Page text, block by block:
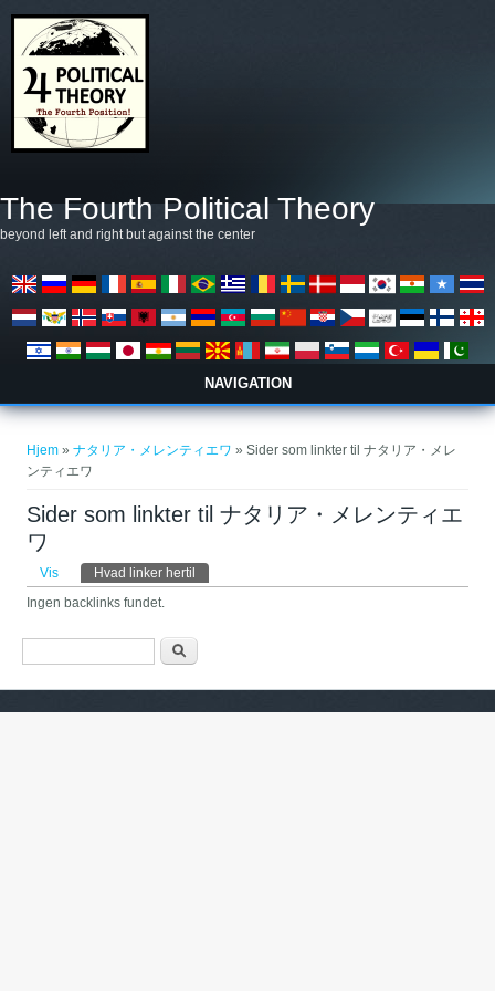
The Fourth Political Theory
beyond left and right but against the center
NAVIGATION
Hjem »ナタリア・メレンティエワ» Sider som linkter til ナタリア・メレ
ンティエワ
Sider som linkter til ナタリア・メレンティエ
ワ
Primære faneblade
Vis Hvad linker hertil
Ingen backlinks fundet.